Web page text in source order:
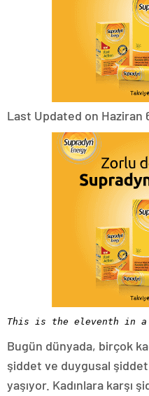
Last Updated on Haziran
This is the eleventh in
Bugün dünyada, birçok
şiddet ve duygusal
yaşıyor. Kadınlara karşı